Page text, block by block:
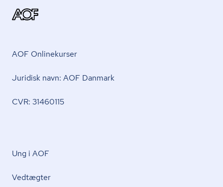
AOF Onlinekurser
Juridisk navn: AOF Danmark
CVR: 31460115
Ung i AOF
Vedtægter